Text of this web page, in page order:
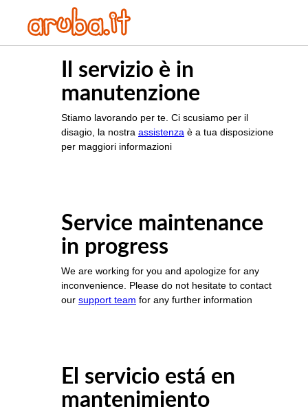
Il servizio è in
manutenzione
Stiamo lavorando per te. Ci scusiamo per il
disagio, la nostra assistenza è a tua disposizione
per maggiori informazioni
Service maintenance
in progress
We are working for you and apologize for any
inconvenience. Please do not hesitate to contact
our support team for any further information
El servicio está en
mantenimiento